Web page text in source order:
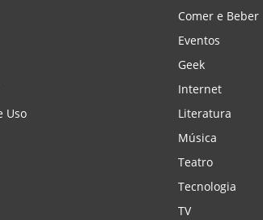
Uso
Comer e Beber
Eventos
Geek
Internet
Literatura
Música
Teatro
Tecnologia
TV